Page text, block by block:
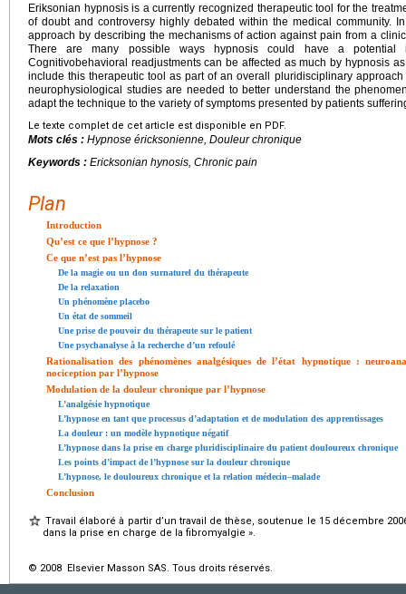
Eriksonian hypnosis is a currently recognized therapeutic tool for the
of doubt and controversy highly debated within the medical community.
approach by describing the mechanisms of action against pain from a
There are many possible ways hypnosis could have a potential
Cognitivobehavioral readjustments can be affected as much by hypnosis
include this therapeutic tool as part of an overall pluridisciplinary
neurophysiological studies are needed to better understand the
adapt the technique to the variety of symptoms presented by patients
Le texte complet de cet article est disponible en PDF.
Mots clés : Hypnose éricksonienne, Douleur chronique
Keywords : Ericksonian hynosis, Chronic pain
Plan
Introduction
Qu’est ce que l’hypnose ?
Ce que n’est pas l’hypnose
De la magie ou un don surnaturel du thérapeute
De la relaxation
Un phénomène placebo
Un état de sommeil
Une prise de pouvoir du thérapeute sur le patient
Une psychanalyse à la recherche d’un refoulé
Rationalisation des phénomènes analgésiques de l’état hypnotique :
nociception par l’hypnose
Modulation de la douleur chronique par l’hypnose
L’analgésie hypnotique
L’hypnose en tant que processus d’adaptation et de modulation des apprentissages
La douleur : un modèle hypnotique négatif
L’hypnose dans la prise en charge pluridisciplinaire du patient douloureux chronique
Les points d’impact de l’hypnose sur la douleur chronique
L’hypnose, le douloureux chronique et la relation médecin–malade
Conclusion
Travail élaboré à partir d’un travail de thèse, soutenue le 15 décembre
dans la prise en charge de la fibromyalgie ».
© 2008 Elsevier Masson SAS. Tous droits réservés.